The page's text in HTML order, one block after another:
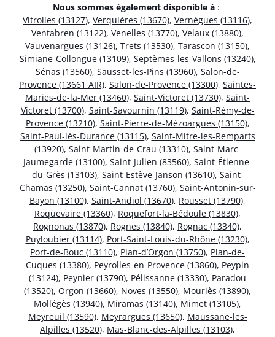
Nous sommes également disponible à :
Vitrolles (13127), Verquières (13670), Vernègues (13116),
Ventabren (13122), Venelles (13770), Velaux (13880),
Vauvenargues (13126), Trets (13530), Tarascon (13150),
Simiane-Collongue (13109), Septèmes-les-Vallons (13240),
Sénas (13560), Sausset-les-Pins (13960), Salon-de-
Provence (13661 AIR), Salon-de-Provence (13300), Saintes-
Maries-de-la-Mer (13460), Saint-Victoret (13730), Saint-
Victoret (13700), Saint-Savournin (13119), Saint-Rémy-de-
Provence (13210), Saint-Pierre-de-Mézoargues (13150),
Saint-Paul-lès-Durance (13115), Saint-Mitre-les-Remparts
(13920), Saint-Martin-de-Crau (13310), Saint-Marc-
Jaumegarde (13100), Saint-Julien (83560), Saint-Étienne-
du-Grès (13103), Saint-Estève-Janson (13610), Saint-
Chamas (13250), Saint-Cannat (13760), Saint-Antonin-sur-
Bayon (13100), Saint-Andiol (13670), Rousset (13790),
Roquevaire (13360), Roquefort-la-Bédoule (13830),
Rognonas (13870), Rognes (13840), Rognac (13340),
Puyloubier (13114), Port-Saint-Louis-du-Rhône (13230),
Port-de-Bouc (13110), Plan-d’Orgon (13750), Plan-de-
Cuques (13380), Peyrolles-en-Provence (13860), Peypin
(13124), Peynier (13790), Pélissanne (13330), Paradou
(13520), Orgon (13660), Noves (13550), Mouriès (13890),
Mollégès (13940), Miramas (13140), Mimet (13105),
Meyreuil (13590), Meyrargues (13650), Maussane-les-
Alpilles (13520), Mas-Blanc-des-Alpilles (13103),